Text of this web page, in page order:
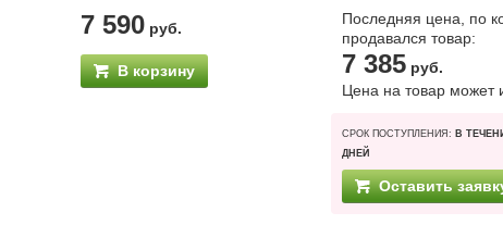
7 590 руб.
В корзину
Последняя цена, по
продавался товар:
7 385 руб.
Цена на товар может
СРОК ПОСТУПЛЕНИЯ: В
ДНЕЙ
Оставить